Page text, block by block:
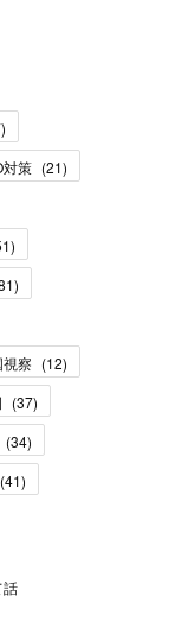
)
対策 (21)
)
)
察 (12)
(37)
(34)
(41)
話